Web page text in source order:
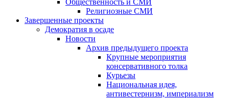
Общественность и СМИ
Религиозные СМИ
Завершенные проекты
Демократия в осаде
Новости
Архив предыдущего проекта
Крупные мероприятия
консервативного толка
Курьезы
Национальная идея,
антивестернизм, империализм